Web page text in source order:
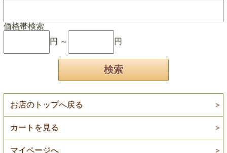
価格帯検索
円 ～
円
お店のトップへ戻る
カートを見る
マイページへ